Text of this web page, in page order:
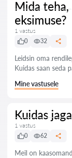
Mida teha,
eksimuse?
1 vastus
0
32
Leidsin oma
Kuidas saan seda
Mine vastusele
Kuidas
1 vastus
0
62
Meil on